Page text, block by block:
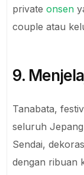
privateonsen
couple atau
9.
Tanabata,
seluruh
Sendai,
dengan ribuan